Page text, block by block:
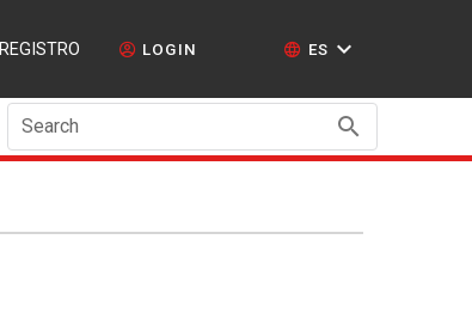
REGISTRO LOGIN ES
Search